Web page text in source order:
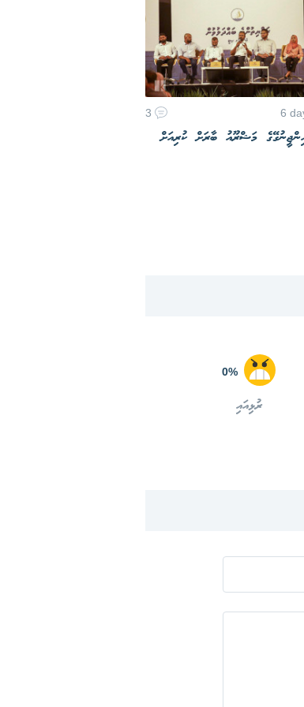
6
3
މަޝްރޫއު ބާރަށް ކުރިއަށް
0%
ރުޅިއައި